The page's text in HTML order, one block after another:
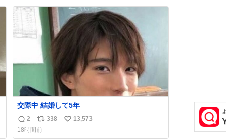
る、工業ロボットの製作者なんですが、 父が
電動ベットの配線をハンダで修理している横
で、
数
ス
数
ね
数
交際中 結婚して5年
返
信
2
リ
ポ
338
い
13,573
18時間前